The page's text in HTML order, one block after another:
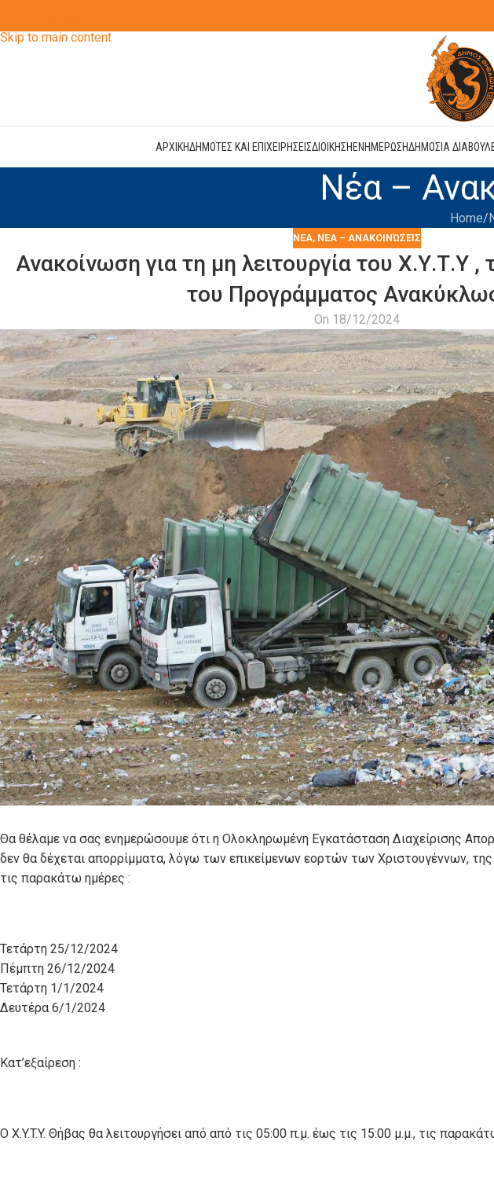
Skip to main content
ΑΡΧΙΚΗΔΗΜΟΤΕΣ ΚΑΙ ΕΠΙΧΕΙΡΗΣΕΙΣΔΙΟΙΚΗΣΗΕΝΗΜΕΡΩΣΗΔΗΜΟΣΙΑ
Νέα –
Home
ΝΕΑ, ΝΈΑ – ΑΝΑΚΟΙΝΏΣΕΙΣ
Ανακοίνωση για τη μη λειτουργία του Χ.Υ.Τ.Υ
του Προγράμματος
On 18/12/2024
Θα θέλαμε να σας ενημερώσουμε ότι η Ολοκληρωμένη Εγκατάσταση Διαχείρισης
δεν θα δέχεται απορρίμματα, λόγω των επικείμενων εορτών των Χριστουγέννων,
τις παρακάτω ημέρες :
Τετάρτη 25/12/2024
Πέμπτη 26/12/2024
Τετάρτη 1/1/2024
Δευτέρα 6/1/2024
Κατ’εξαίρεση :
O X.Y.T.Y. Θήβας θα λειτουργήσει από από τις 05:00 π.μ. έως τις 15:00 μ.μ., τις